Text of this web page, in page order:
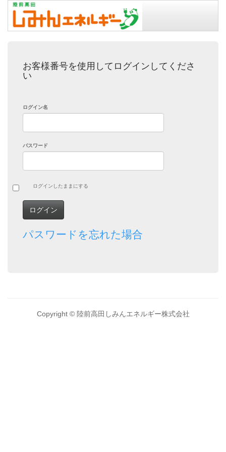
お客様番号を使用してログインしてくださ
い
ログイン名
パスワード
ログインしたままにする
パスワードを忘れた場合
Copyright © 陸前高田しみんエネルギー株式会社